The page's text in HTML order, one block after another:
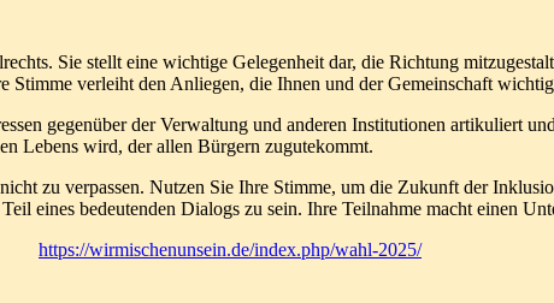
Sie stellt eine wichtige Gelegenheit dar, die Richtung
verleiht den Anliegen, die Ihnen und der Gemeinschaft
gegenüber der Verwaltung und anderen Institutionen artikuliert
Lebens wird, der allen Bürgern zugutekommt.
zu verpassen. Nutzen Sie Ihre Stimme, um die Zukunft der
eines bedeutenden Dialogs zu sein. Ihre Teilnahme macht einen
https://wirmischenunsein.de/index.php/wahl-2025/